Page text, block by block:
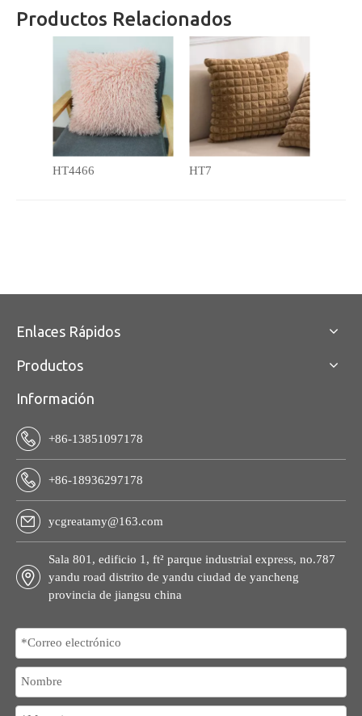
Productos Relacionados
HT4466 HT7
Enlaces Rápidos
Productos
Información
+86-13851097178
+86-18936297178
ycgreatamy@163.com
Sala 801, edificio 1, ft² parque industrial express, no.787
yandu road distrito de yandu ciudad de yancheng
provincia de jiangsu china